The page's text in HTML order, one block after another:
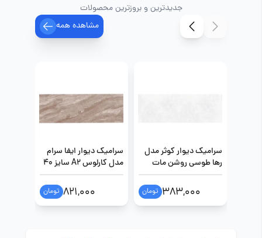
جدیدترین و بروزترین محصولات
مشاهده همه
سرامیک دیوار کوثر مدل
رها طوسی روشن مات
سایز 40 در 120
383,000 تومان
سرامیک دیوار ایفا سرام
مدل کارلوس A2 سایز 40
در 120
821,000 تومان